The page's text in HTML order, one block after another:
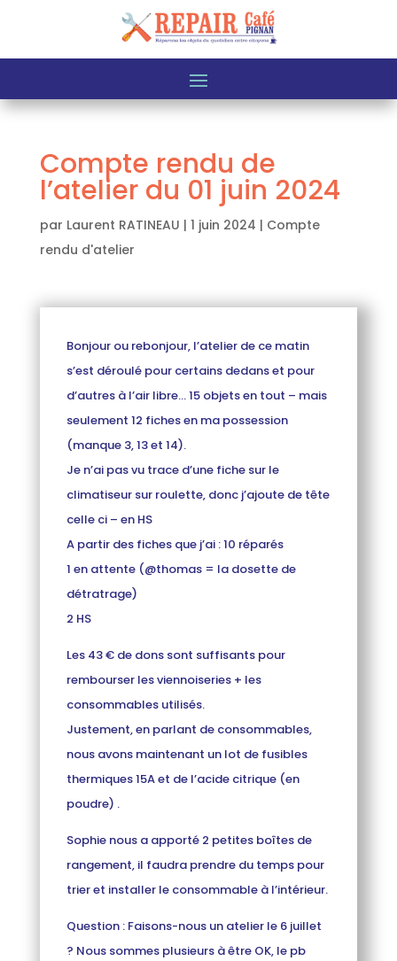
Compte rendu de
l’atelier du 01 juin 2024
par Laurent RATINEAU | 1 juin 2024 | Compte
rendu d'atelier
Bonjour ou rebonjour, l’atelier de ce matin
s’est déroulé pour certains dedans et pour
d’autres à l’air libre… 15 objets en tout – mais
seulement 12 fiches en ma possession
(manque 3, 13 et 14).
Je n’ai pas vu trace d’une fiche sur le
climatiseur sur roulette, donc j’ajoute de tête
celle ci – en HS
A partir des fiches que j’ai : 10 réparés
1 en attente (@thomas = la dosette de
détratrage)
2 HS
Les 43 € de dons sont suffisants pour
rembourser les viennoiseries + les
consommables utilisés.
Justement, en parlant de consommables,
nous avons maintenant un lot de fusibles
thermiques 15A et de l’acide citrique (en
poudre) .
Sophie nous a apporté 2 petites boîtes de
rangement, il faudra prendre du temps pour
trier et installer le consommable à l’intérieur.
Question : Faisons-nous un atelier le 6 juillet
? Nous sommes plusieurs à être OK, le pb